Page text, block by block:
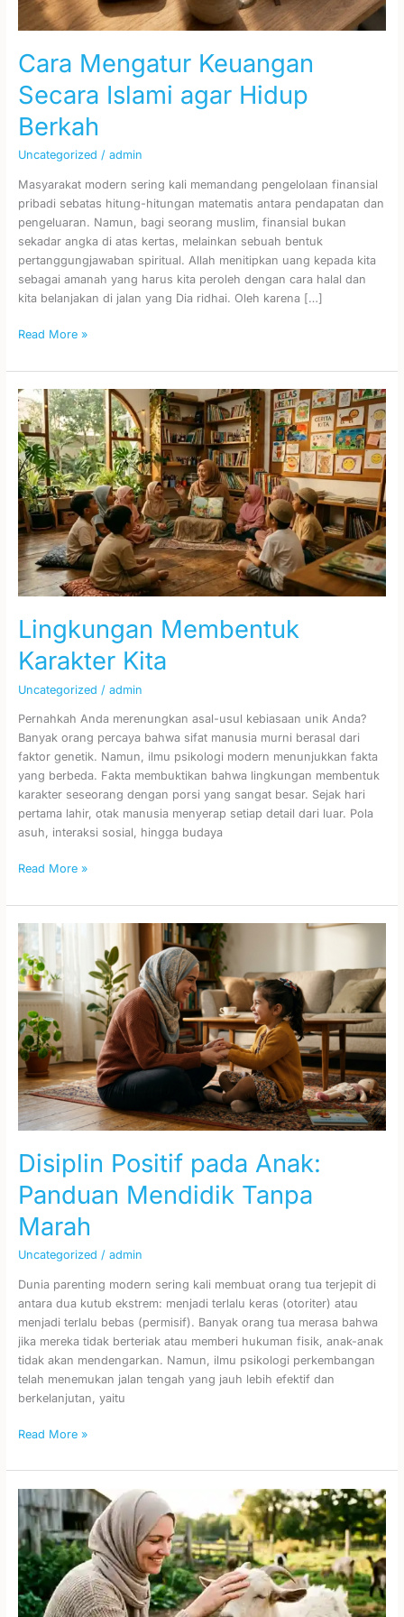
Cara Mengatur Keuangan
Secara Islami agar Hidup
Berkah
Uncategorized / admin
Masyarakat modern sering kali memandang pengelolaan finansial
pribadi sebatas hitung-hitungan matematis antara pendapatan dan
pengeluaran. Namun, bagi seorang muslim, finansial bukan
sekadar angka di atas kertas, melainkan sebuah bentuk
pertanggungjawaban spiritual. Allah menitipkan uang kepada kita
sebagai amanah yang harus kita peroleh dengan cara halal dan
kita belanjakan di jalan yang Dia ridhai. Oleh karena […]
Read More »
Lingkungan Membentuk
Karakter Kita
Uncategorized / admin
Pernahkah Anda merenungkan asal-usul kebiasaan unik Anda?
Banyak orang percaya bahwa sifat manusia murni berasal dari
faktor genetik. Namun, ilmu psikologi modern menunjukkan fakta
yang berbeda. Fakta membuktikan bahwa lingkungan membentuk
karakter seseorang dengan porsi yang sangat besar. Sejak hari
pertama lahir, otak manusia menyerap setiap detail dari luar. Pola
asuh, interaksi sosial, hingga budaya
Lingkungan
Membentuk
Karakter
Kita
Read More »
Disiplin Positif pada Anak:
Panduan Mendidik Tanpa
Marah
Uncategorized / admin
Dunia parenting modern sering kali membuat orang tua terjepit di
antara dua kutub ekstrem: menjadi terlalu keras (otoriter) atau
menjadi terlalu bebas (permisif). Banyak orang tua merasa bahwa
jika mereka tidak berteriak atau memberi hukuman fisik, anak-anak
tidak akan mendengarkan. Namun, ilmu psikologi perkembangan
telah menemukan jalan tengah yang jauh lebih efektif dan
berkelanjutan, yaitu
Disiplin
Positif
pada
Anak:
Panduan
Mendidik
Tanpa
Marah
Read More »
Amalan
Berqurban
dan
Syarat
Sahnya